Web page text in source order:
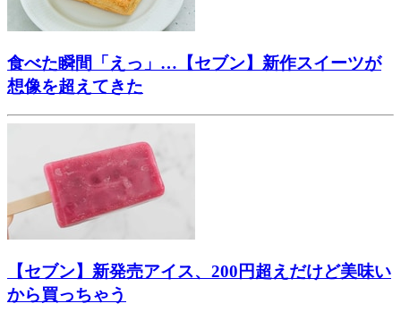
食べた瞬間「えっ」…【セブン】新作スイーツが
想像を超えてきた
【セブン】新発売アイス、200円超えだけど美味い
から買っちゃう